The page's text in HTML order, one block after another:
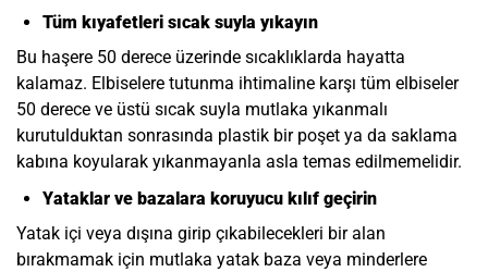
Tüm kıyafetleri sıcak suyla yıkayın
Bu haşere 50 derece üzerinde sıcaklıklarda hayatta
kalamaz. Elbiselere tutunma ihtimaline karşı tüm elbiseler
50 derece ve üstü sıcak suyla mutlaka yıkanmalı
kurutulduktan sonrasında plastik bir poşet ya da saklama
kabına koyularak yıkanmayanla asla temas edilmemelidir.
Yataklar ve bazalara koruyucu kılıf geçirin
Yatak içi veya dışına girip çıkabilecekleri bir alan
bırakmamak için mutlaka yatak baza veya minderlere